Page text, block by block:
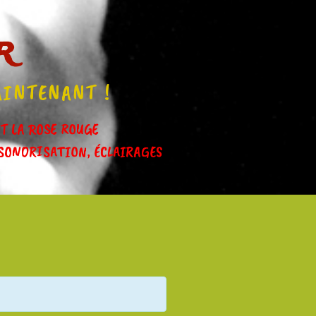
!
LA ROSE ROUGE
ÉCLAIRAGES